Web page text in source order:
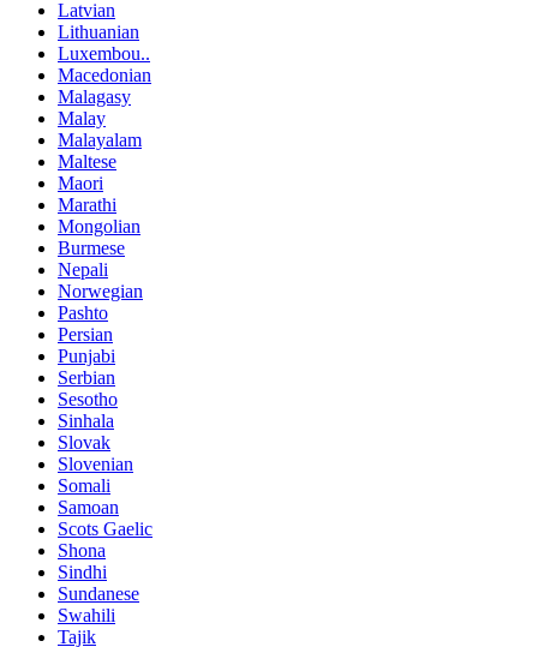
Latvian
Lithuanian
Luxembou..
Macedonian
Malagasy
Malay
Malayalam
Maltese
Maori
Marathi
Mongolian
Burmese
Nepali
Norwegian
Pashto
Persian
Punjabi
Serbian
Sesotho
Sinhala
Slovak
Slovenian
Somali
Samoan
Scots Gaelic
Shona
Sindhi
Sundanese
Swahili
Tajik